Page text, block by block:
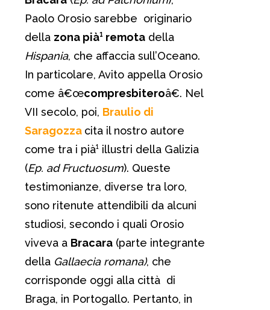
Paolo Orosio sarebbe originario
della zona pià¹ remota della
Hispania, che affaccia sull’Oceano.
In particolare, Avito appella Orosio
come â€œcompresbiteroâ€. Nel
VII secolo, poi, Braulio di
Saragozza cita il nostro autore
come tra i pià¹ illustri della Galizia
(Ep. ad Fructuosum). Queste
testimonianze, diverse tra loro,
sono ritenute attendibili da alcuni
studiosi, secondo i quali Orosio
viveva a Bracara (parte integrante
della Gallaecia romana), che
corrisponde oggi alla città di
Braga, in Portogallo. Pertanto, in